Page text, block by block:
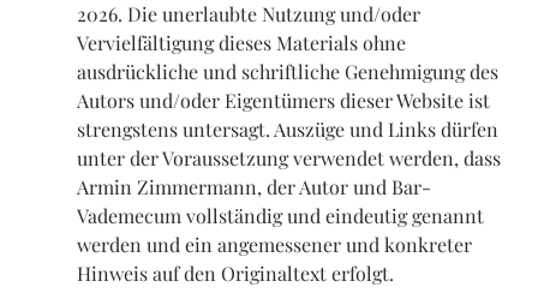
2026. Die unerlaubte Nutzung und/oder
Vervielfältigung dieses Materials ohne
ausdrückliche und schriftliche Genehmigung des
Autors und/oder Eigentümers dieser Website ist
strengstens untersagt. Auszüge und Links dürfen
unter der Voraussetzung verwendet werden, dass
Armin Zimmermann, der Autor und Bar-
Vademecum vollständig und eindeutig genannt
werden und ein angemessener und konkreter
Hinweis auf den Originaltext erfolgt.